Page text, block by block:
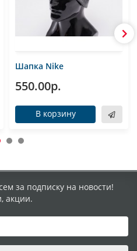
Шапка Nike
550.00р.
В корзину
за подписку на новости!
акции.